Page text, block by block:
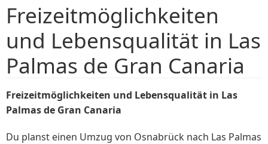
Freizeitmöglichkeiten
und Lebensqualität in Las
Palmas de Gran Canaria
Freizeitmöglichkeiten und Lebensqualität in Las
Palmas de Gran Canaria
Du planst einen Umzug von Osnabrück nach Las Palmas